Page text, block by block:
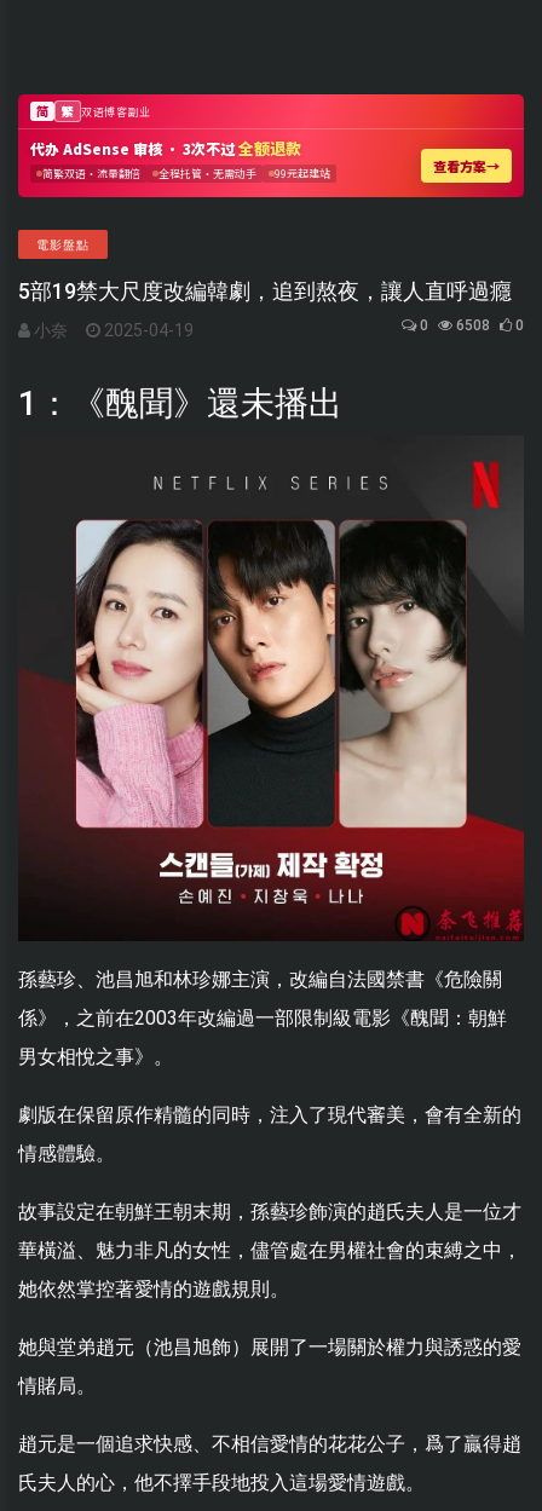
電影盤點
5部19禁大尺度改編韓劇，追到熬夜，讓人直呼過癮
小奈 2025-04-19 0 6508 0
1：《醜聞》還未播出
孫藝珍、池昌旭和林珍娜主演，改編自法國禁書《危險關
係》，之前在2003年改編過一部限制級電影《醜聞：朝鮮
男女相悅之事》。
劇版在保留原作精髓的同時，注入了現代審美，會有全新的
情感體驗。
故事設定在朝鮮王朝末期，孫藝珍飾演的趙氏夫人是一位才
華橫溢、魅力非凡的女性，儘管處在男權社會的束縛之中，
她依然掌控著愛情的遊戲規則。
她與堂弟趙元（池昌旭飾）展開了一場關於權力與誘惑的愛
情賭局。
趙元是一個追求快感、不相信愛情的花花公子，爲了贏得趙
氏夫人的心，他不擇手段地投入這場愛情遊戲。